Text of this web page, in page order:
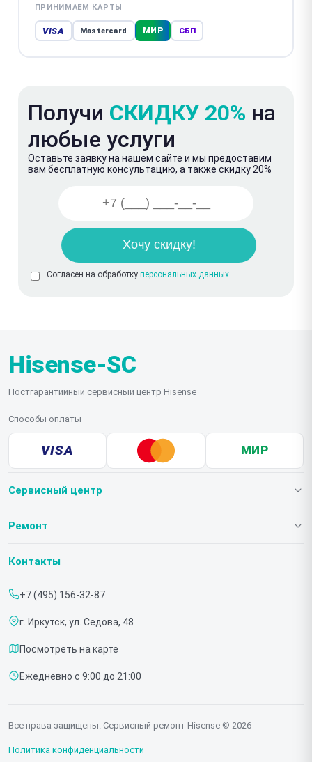
ПРИНИМАЕМ КАРТЫ
VISA Mastercard МИР СБП
Получи СКИДКУ 20% на
любые услуги
Оставьте заявку на нашем сайте и мы предоставим
вам бесплатную консультацию, а также скидку 20%
Согласен на обработку персональных данных
Hisense-SC
Постгарантийный сервисный центр Hisense
Способы оплаты
VISA МИР
Сервисный центр
О нашем сервисе
Срочный ремонт
Доставка и способы оплаты
Диагностика
Контакты
Ремонт
Телевизоров
Проекторов
Контакты
+7 (495) 156-32-87
г. Иркутск, ул. Седова, 48
Посмотреть на карте
Ежедневно с 9:00 до 21:00
Все права защищены. Сервисный ремонт Hisense © 2026
Политика конфиденциальности